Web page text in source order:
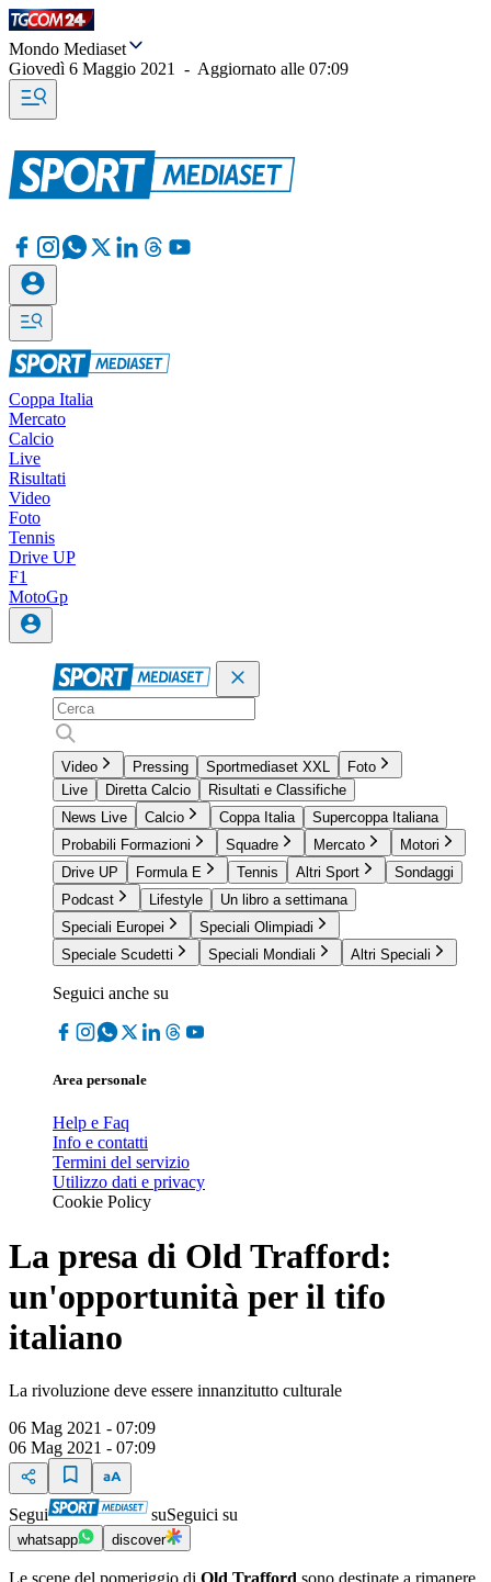
Mondo Mediaset
Giovedì 6 Maggio 2021
- Aggiornato alle 07:09
Coppa Italia
Mercato
Calcio
Live
Risultati
Video
Foto
Tennis
Drive UP
F1
MotoGp
Video Pressing Sportmediaset XXL
Foto
Live
Diretta Calcio
Risultati e Classifiche
News Live
Calcio Coppa Italia
Supercoppa Italiana
Probabili Formazioni
Squadre Mercato
Motori
Drive UP
Formula E Tennis Altri Sport
Sondaggi
Podcast
Lifestyle
Un libro a settimana
Speciali Europei
Speciali Olimpiadi
Speciale Scudetti
Speciali Mondiali Altri Speciali
Seguici anche su
Area personale
Help e Faq
Info e contatti
Termini del servizio
Utilizzo dati e privacy
Cookie Policy
La presa di Old Trafford:
un'opportunità per il tifo
italiano
La rivoluzione deve essere innanzitutto culturale
06 Mag 2021 - 07:09
06 Mag 2021 - 07:09
Segui suSeguici su
whatsapp discover